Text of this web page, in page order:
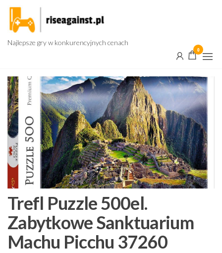
Przejdź
treści
Najlepsze gry w konkurencyjnych cenach
0
Trefl Puzzle 500el.
Zabytkowe Sanktuarium
Machu Picchu 37260